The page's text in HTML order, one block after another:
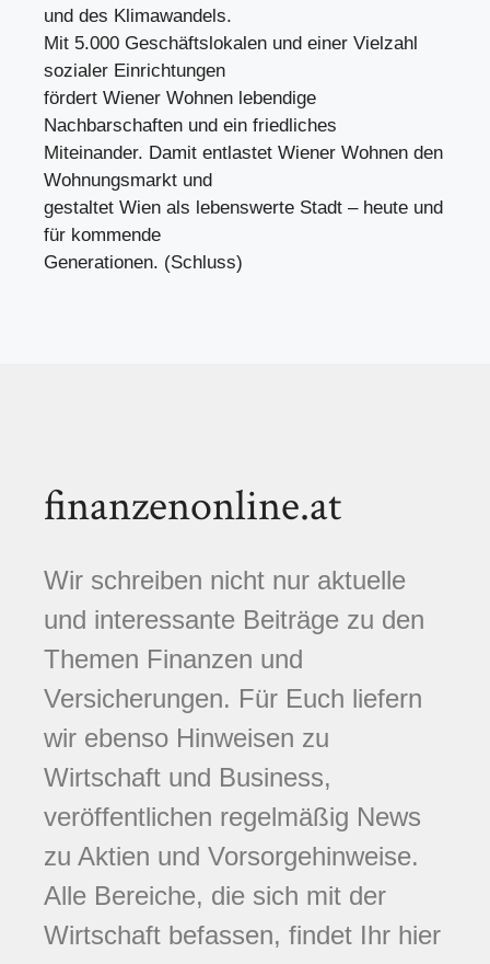
und des Klimawandels.
Mit 5.000 Geschäftslokalen und einer Vielzahl
sozialer Einrichtungen
fördert Wiener Wohnen lebendige
Nachbarschaften und ein friedliches
Miteinander. Damit entlastet Wiener Wohnen den
Wohnungsmarkt und
gestaltet Wien als lebenswerte Stadt – heute und
für kommende
Generationen. (Schluss)
finanzenonline.at
Wir schreiben nicht nur aktuelle
und interessante Beiträge zu den
Themen Finanzen und
Versicherungen. Für Euch liefern
wir ebenso Hinweisen zu
Wirtschaft und Business,
veröffentlichen regelmäßig News
zu Aktien und Vorsorgehinweise.
Alle Bereiche, die sich mit der
Wirtschaft befassen, findet Ihr hier